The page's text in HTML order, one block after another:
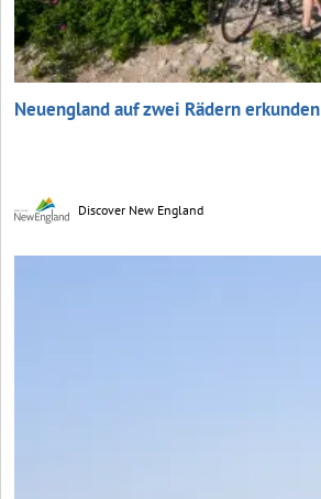
Neuengland auf zwei Rädern erkunden
Discover New England